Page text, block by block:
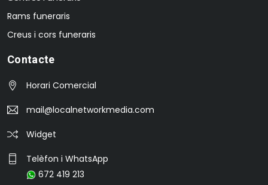
Rams funeraris
Creus i cors funeraris
Contacte
Horari Comercial
mail@localnetworkmedia.com
Widget
Telèfon i WhatsApp
672 419 213